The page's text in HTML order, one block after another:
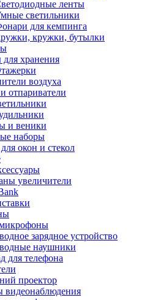
ленты
светильники
для кемпинга
кружки, бутылки
для хранения
воздуха
отпариватели
и веники
наборы
окон и стекол
увеличители
зарядное устройство
наушники
для телефона
проектор
видеонаблюдения